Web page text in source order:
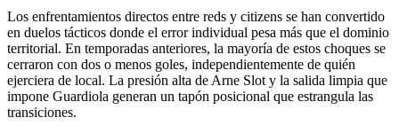
Los enfrentamientos directos entre reds y citizens se han convertido
en duelos tácticos donde el error individual pesa más que el dominio
territorial. En temporadas anteriores, la mayoría de estos choques se
cerraron con dos o menos goles, independientemente de quién
ejerciera de local. La presión alta de Arne Slot y la salida limpia que
impone Guardiola generan un tapón posicional que estrangula las
transiciones.